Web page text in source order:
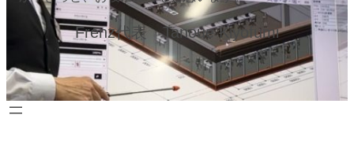
Frenz代表 Tanoue Kiyofumi